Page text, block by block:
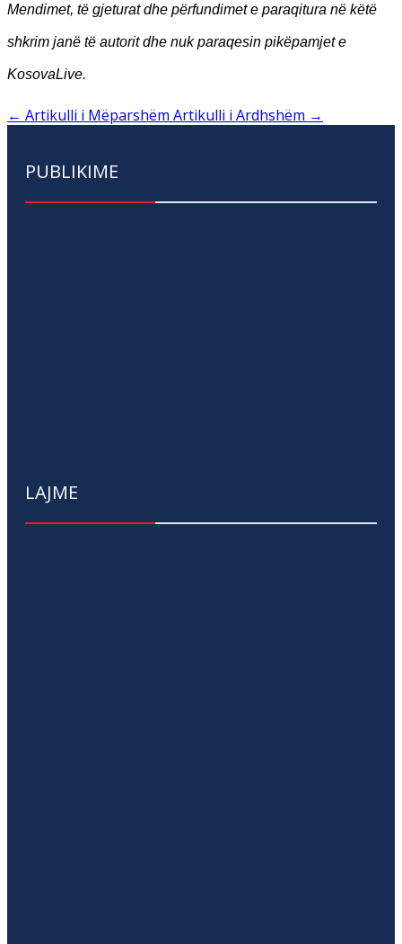
Mendimet, të gjeturat dhe përfundimet e paraqitura në këtë
shkrim janë të autorit dhe nuk paraqesin pikëpamjet e
KosovaLive.
← Artikulli i Mëparshëm Artikulli i Ardhshëm →
PUBLIKIME
LAJME